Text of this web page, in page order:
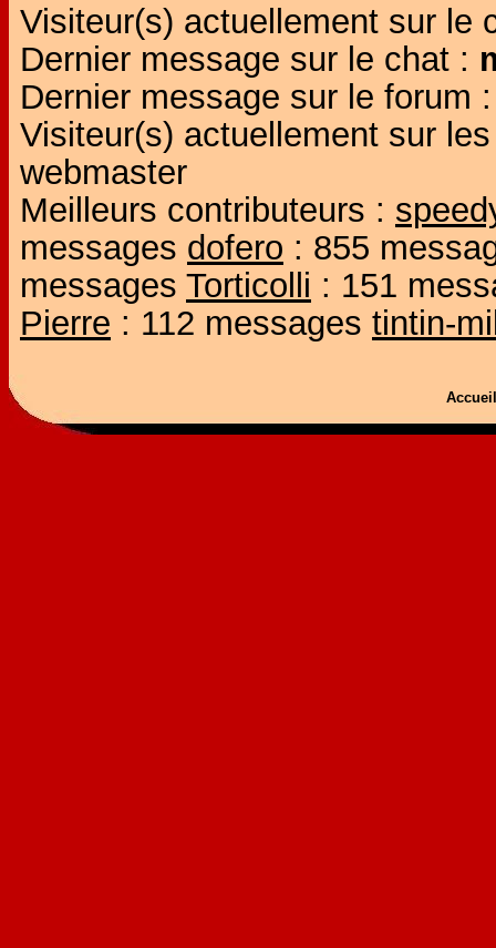
Visiteur(s) actuellement sur le
Dernier message sur le chat :
Dernier message sur le forum
Visiteur(s) actuellement sur
webmaster
Meilleurs contributeurs :
messages dofero : 855
messages Torticolli : 151
Pierre : 112 messages tintin-